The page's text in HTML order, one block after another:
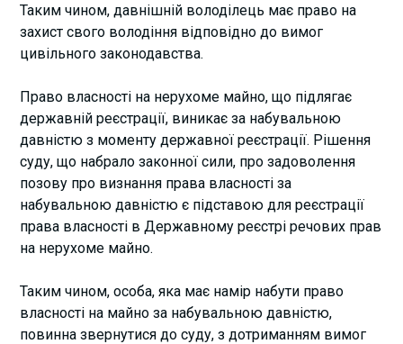
Таким чином, давнішній володілець має право на
захист свого володіння відповідно до вимог
цивільного законодавства.
Право власності на нерухоме майно, що підлягає
державній реєстрації, виникає за набувальною
давністю з моменту державної реєстрації. Рішення
суду, що набрало законної сили, про задоволення
позову про визнання права власності за
набувальною давністю є підставою для реєстрації
права власності в Державному реєстрі речових прав
на нерухоме майно.
Таким чином, особа, яка має намір набути право
власності на майно за набувальною давністю,
повинна звернутися до суду, з дотриманням вимог